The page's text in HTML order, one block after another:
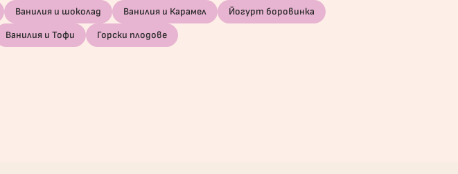
Ванилия и шоколад Ванилия и Карамел
Йогурт боровинка
Ванилия и Тофи Горски плодове